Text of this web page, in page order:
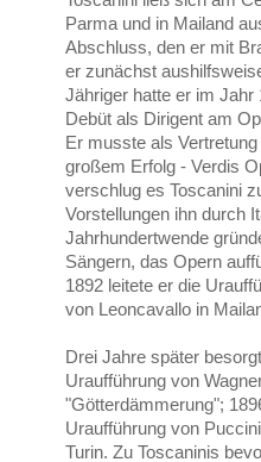
Parma und in Mailand
Abschluss, den er mit
er zunächst
Jähriger hatte er im Jahr
Debüt als Dirigent am
Er musste als
großem Erfolg - Verdis
verschlug es Toscanini
Vorstellungen ihn durch
Jahrhundertwende
Sängern, das Opern
1892 leitete er die
von Leoncavallo in
Drei Jahre später
Uraufführung von
"Götterdämmerung";
Uraufführung von
Turin. Zu Toscaninis